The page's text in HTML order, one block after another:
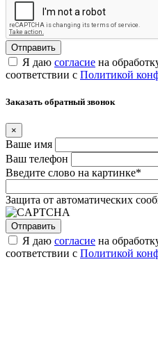
Я даю согласие на
соответствии с Политикой
Заказать обратный звонок
×
Ваше имя
Ваш телефон
Введите слово на картинке*
Защита от автоматических
Я даю согласие на
соответствии с Политикой